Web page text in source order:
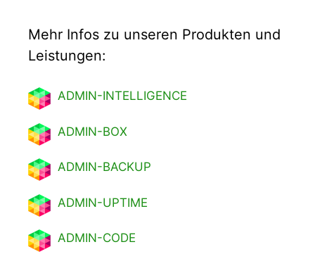
Mehr Infos zu unseren Produkten und
Leistungen:
ADMIN-INTELLIGENCE
ADMIN-BOX
ADMIN-BACKUP
ADMIN-UPTIME
ADMIN-CODE